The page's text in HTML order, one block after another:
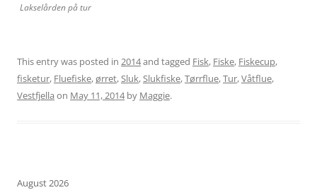
Lakselården på tur
This entry was posted in 2014and tagged Fisk, Fiske, Fiskecup,
fisketur, Fluefiske,ørret,Sluk,Slukfiske,Tørrflue,Tur,Våtflue,
Vestfjella on May 11, 2014by Maggie.
August 2026